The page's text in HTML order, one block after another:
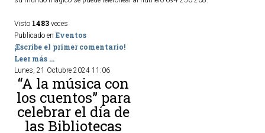
Visto 1483 veces
Publicado en Eventos
¡Escribe el primer comentario!
Leer más ...
Lunes, 21 Octubre 2024 11:06
“A la música con
los cuentos” para
celebrar el día de
las Bibliotecas